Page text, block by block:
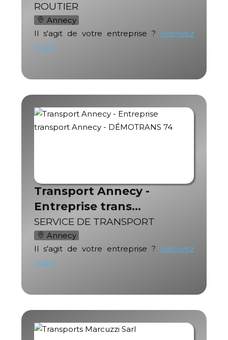
ROUTIER
Annecy
Il s'agit de votre entreprise ?
Inscrivez
vous !
Transport Annecy -
Entreprise trans…
SERVICE DE TRANSPORT
Annecy
Il s'agit de votre entreprise ?
Inscrivez
vous !